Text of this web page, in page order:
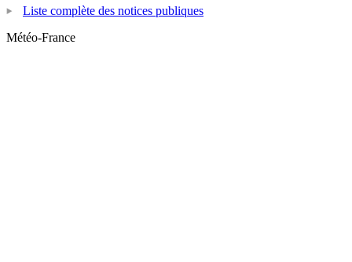
Liste complète des notices publiques
Météo-France